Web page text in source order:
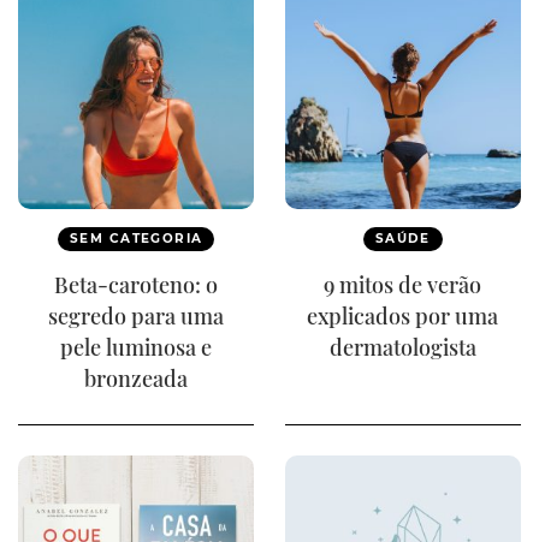
SEM CATEGORIA
Beta-caroteno: o
segredo para uma
pele luminosa e
bronzeada
SAÚDE
9 mitos de verão
explicados por uma
dermatologista